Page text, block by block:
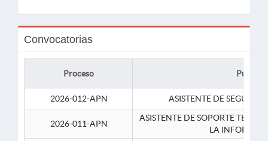
Convocatorias
Proceso Puesto
2026-012-APN ASISTENTE DE
2026-011-APN
ASISTENTE DE SOPORTE
LA